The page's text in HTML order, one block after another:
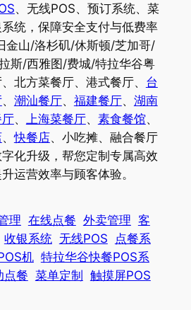
、无线POS、预订系统、菜
统，保障安全支付与低费率
金山/洛杉矶/休斯顿/芝加哥/
斯/西雅图/费城/特拉华谷粤
北方菜餐厅、港式餐厅、 台
、 潮汕餐厅、 福建餐厅、 湖南
、 上海菜餐厅、 素食餐馆、
、快餐店、小吃摊、融合餐厅
化升级，帮您定制专属高效
运营效率与顾客体验。
理 在线点餐 外卖管理 客
收银系统 无线POS
点餐系
机 特拉华谷快餐POS系
点餐 菜单定制 触摸屏POS